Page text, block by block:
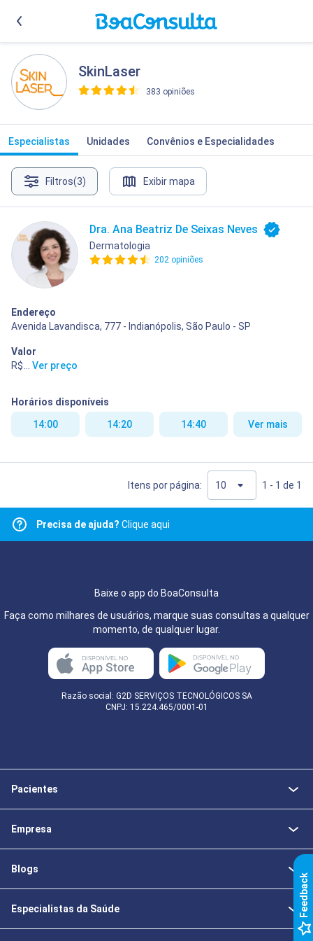
SkinLaser
383 opiniões
Especialistas Unidades Convênios e Especialidades
Filtros(3) Exibir mapa
Dra. Ana Beatriz De Seixas Neves
Dermatologia
202 opiniões
Endereço
Avenida Lavandisca, 777 - Indianópolis, São Paulo - SP
Valor
R$ 400,00
Ver preço
Horários disponíveis
14:00
14:20 14:40 Ver mais
Itens por página: 1 - 1 de 1
Precisa de ajuda? Clique aqui
Baixe o app do BoaConsulta
Faça como milhares de usuários, marque suas consultas a qualquer
momento, de qualquer lugar.
Razão social: G2D SERVIÇOS TECNOLÓGICOS SA
CNPJ: 15.224.465/0001-01
Pacientes
Empresa
Blogs
Especialistas da Saúde k